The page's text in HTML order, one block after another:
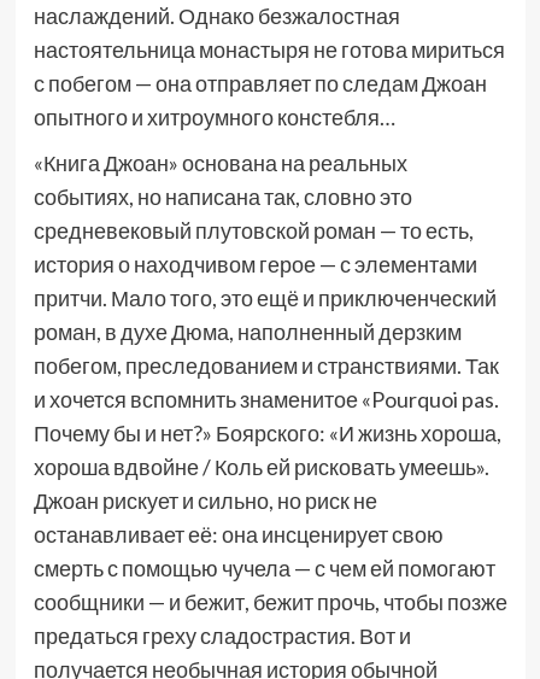
наслаждений. Однако безжалостная
настоятельница монастыря не готова мириться
с побегом — она отправляет по следам Джоан
опытного и хитроумного констебля…
«Книга Джоан» основана на реальных
событиях, но написана так, словно это
средневековый плутовской роман — то есть,
история о находчивом герое — с элементами
притчи. Мало того, это ещё и приключенческий
роман, в духе Дюма, наполненный дерзким
побегом, преследованием и странствиями. Так
и хочется вспомнить знаменитое «Pourquoi pas.
Почему бы и нет?» Боярского: «И жизнь хороша,
хороша вдвойне / Коль ей рисковать умеешь».
Джоан рискует и сильно, но риск не
останавливает её: она инсценирует свою
смерть с помощью чучела — с чем ей помогают
сообщники — и бежит, бежит прочь, чтобы позже
предаться греху сладострастия. Вот и
получается необычная история обычной